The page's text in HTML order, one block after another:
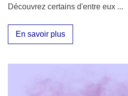
Découvrez certains d'entre eux ...
En savoir plus